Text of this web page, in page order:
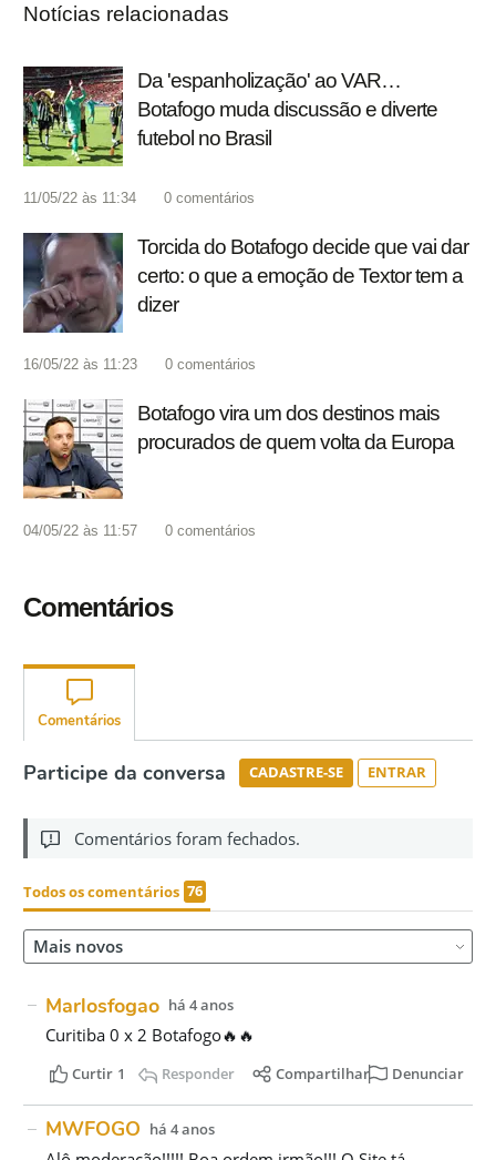
Notícias relacionadas
Da 'espanholização' ao VAR…
Botafogo muda discussão e diverte
futebol no Brasil
11/05/22 às 11:34 0 comentários
Torcida do Botafogo decide que vai dar
certo: o que a emoção de Textor tem a
dizer
16/05/22 às 11:23 0 comentários
Botafogo vira um dos destinos mais
procurados de quem volta da Europa
04/05/22 às 11:57 0 comentários
Comentários